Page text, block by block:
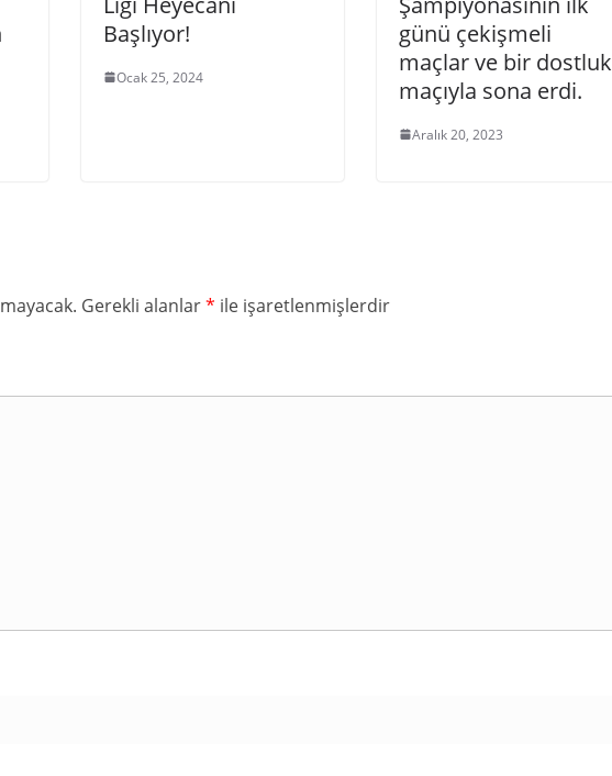
Başlıyor!
Ocak 25, 2024
günü çekişmeli
maçlar ve bir dostluk
maçıyla sona erdi.
Aralık 20, 2023
Gerekli alanlar* ile işaretlenmişlerdir